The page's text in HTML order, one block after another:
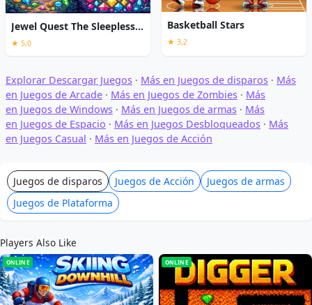
Jewel Quest The Sleepless Star
★ 5,0
Basketball Stars
★ 3,2
Explorar Descargar Juegos · Más en Juegos de disparos · Más
en Juegos de Arcade · Más en Juegos de Zombies · Más
en Juegos de Windows · Más en Juegos de armas · Más
en Juegos de Espacio · Más en Juegos Desbloqueados · Más
en Juegos Casual · Más en Juegos de Acción
Juegos de disparos Juegos de Acción
Juegos de armas
Juegos de Plataforma
Players Also Like
ONLINE ONLINE